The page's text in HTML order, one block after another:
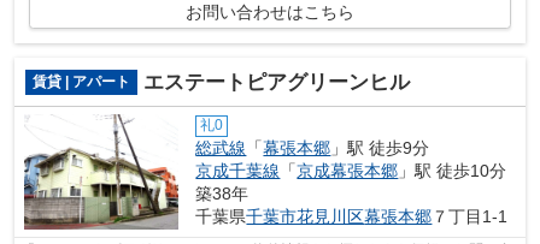
お問い合わせはこちら
賃貸 | アパート エステートピアグリーンヒル
礼0
総武線 「幕張本郷 」駅 徒歩9分
京成千葉線 「京成幕張本郷 」駅 徒歩10分
築38年
千葉県千葉市花見川区幕張本郷 ７丁目1-1